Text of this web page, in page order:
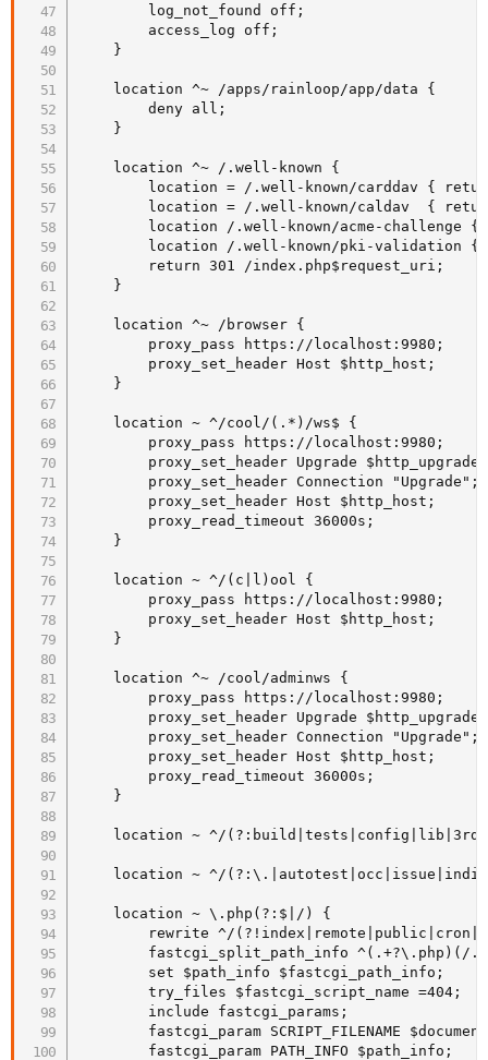
        log_not_found off;
        access_log off;
    }
    location ^~ /apps/rainloop/app/data {
        deny all;
    }
    location ^~ /.well-known {
location = /.well-known/carddav {
location = /.well-known/caldav  {
location /.well-known/acme-challenge
location /.well-known/pki-validation
        return 301 /index.php$request_uri;
    }
    location ^~ /browser {
        proxy_pass https://localhost:9980;
        proxy_set_header Host $http_host;
    }
    location ~ ^/cool/(.*)/ws$ {
        proxy_pass https://localhost:9980;
        proxy_set_header Upgrade $http_upgrade;
        proxy_set_header Connection "Upgrade";
        proxy_set_header Host $http_host;
        proxy_read_timeout 36000s;
    }
    location ~ ^/(c|l)ool {
        proxy_pass https://localhost:9980;
        proxy_set_header Host $http_host;
    }
    location ^~ /cool/adminws {
        proxy_pass https://localhost:9980;
        proxy_set_header Upgrade $http_upgrade;
        proxy_set_header Connection "Upgrade";
        proxy_set_header Host $http_host;
        proxy_read_timeout 36000s;
    }
location ~ ^/
location ~ ^/
    location ~ \.php(?:$|/) {
rewrite ^/
fastcgi_split_path_info ^(.+?\.php)(/
        set $path_info $fastcgi_path_info;
        try_files $fastcgi_script_name =404;
        include fastcgi_params;
fastcgi_param SCRIPT_FILENAME
        fastcgi_param PATH_INFO $path_info;